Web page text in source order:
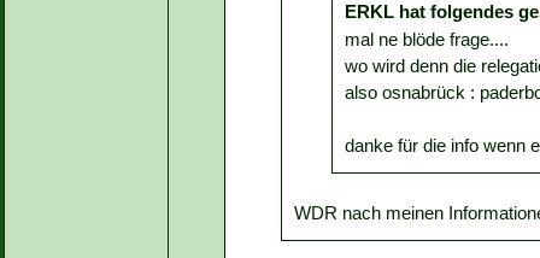
ERKL hat folgendes
mal ne blöde frage....
wo wird denn die
also osnabrück :
danke für die info wenn
WDR nach meinen